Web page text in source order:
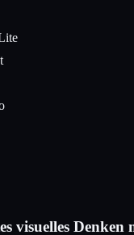
visuelles